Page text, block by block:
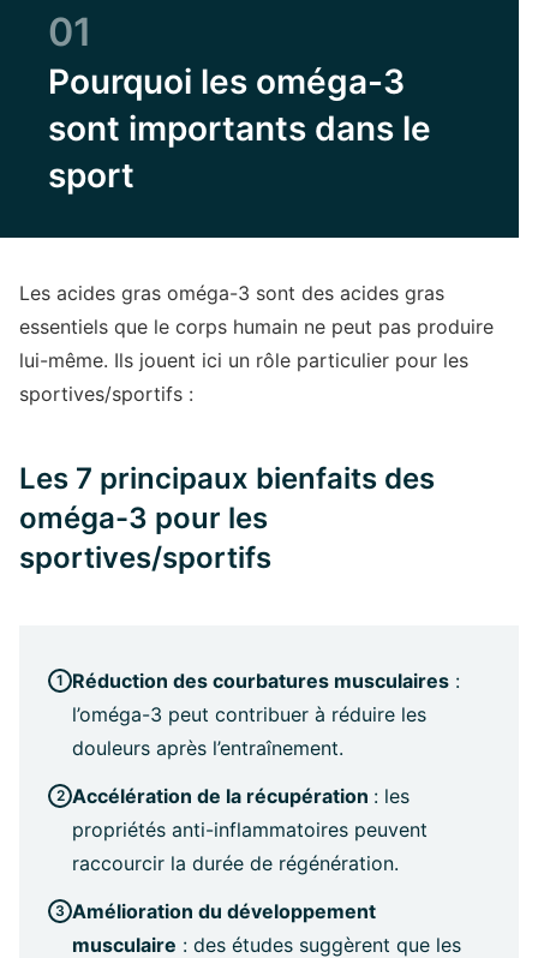
01
Pourquoi les oméga-3
sont importants dans le
sport
Les acides gras oméga-3 sont des acides gras
essentiels que le corps humain ne peut pas produire
lui-même. Ils jouent ici un rôle particulier pour les
sportives/sportifs :
Les 7 principaux bienfaits des
oméga-3 pour les
sportives/sportifs
Réduction des courbatures musculaires :
l’oméga-3 peut contribuer à réduire les
douleurs après l’entraînement.
Accélération de la récupération : les
propriétés anti-inflammatoires peuvent
raccourcir la durée de régénération.
Amélioration du développement
musculaire : des études suggèrent que les